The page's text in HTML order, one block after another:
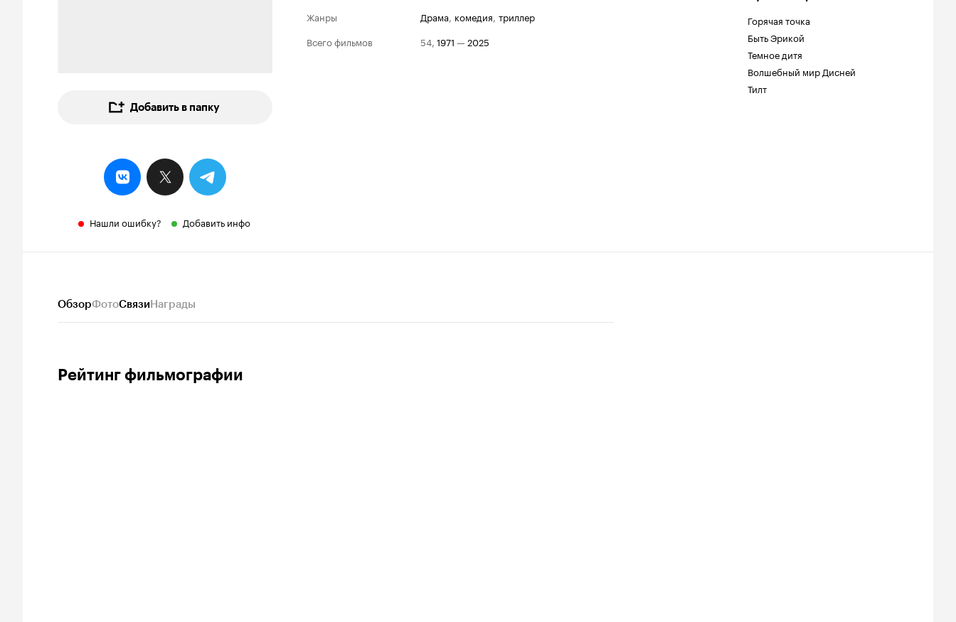
Добавить в папку
Нашли ошибку? Добавить инфо
Жанры
драма, комедия, триллер
Всего фильмов
54, 1971 — 2025
Горячая точка
Быть Эрикой
Темное дитя
Волшебный мир Дисней
Тилт
ОбзорФотоСвязиНаграды
Рейтинг фильмографии